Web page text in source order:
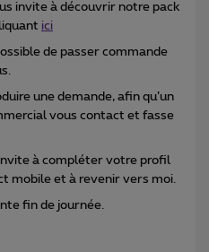
invite à découvrir notre pack
ici
de passer commande
une demande, afin qu’un
vous contact et fasse
à compléter votre profil
mobile et à revenir vers moi.
fin de journée.